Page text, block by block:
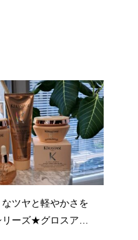
ツヤと軽やかさを
ーズ★グロスアブ